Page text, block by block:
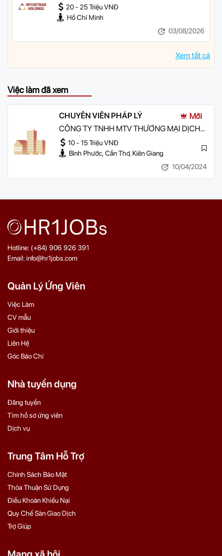
20 - 25 Triệu VNĐ
Hồ Chí Minh
03/08/2026
Xem tất cả
Việc làm đã xem
CHUYÊN VIÊN PHÁP LÝ
Mới
CÔNG TY TNHH MTV THƯƠNG MẠI DỊCH
VỤ ĐỒNG XOÀI
10 - 15 Triệu VNĐ
Bình Phước, Cần Thơ, Kiên Giang
10/04/2024
Hotline: (+84) 906 926 391
Email: info@hr1jobs.com
Quản Lý Ứng Viên
Việc Làm
CV mẫu
Giới thiệu
Liên Hệ
Góc Báo Chí
Nhà tuyển dụng
Đăng tuyển
Tìm hồ sơ ứng viên
Dịch vụ
Trung Tâm Hỗ Trợ
Chính Sách Bảo Mật
Thỏa Thuận Sử Dụng
Điều Khoản Khiếu Nại
Quy Chế Sàn Giao Dịch
Trợ Giúp